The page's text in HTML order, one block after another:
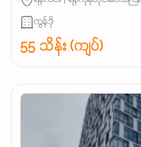
ကွန်ဒို
55 သိန်း (ကျပ်)